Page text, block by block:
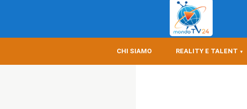
CHI SIAMO REALITY E TALENT